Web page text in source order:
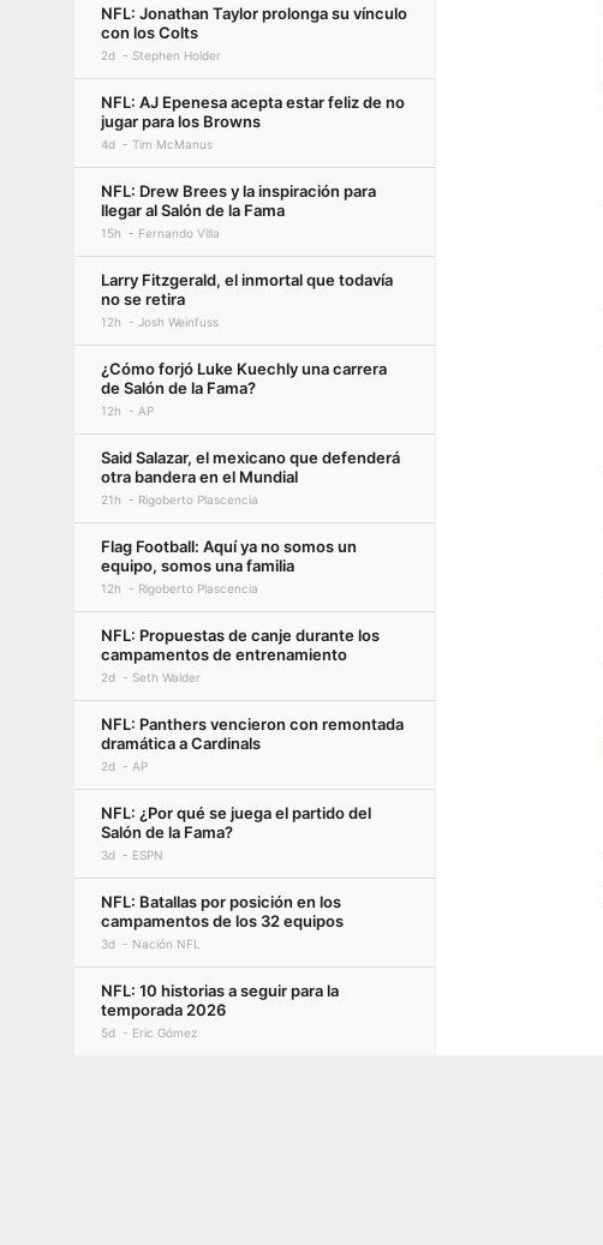
NFL: Jonathan Taylor prolonga su vínculo
con los Colts
2d Stephen Holder
NFL: AJ Epenesa acepta estar feliz de no
jugar para los Browns
4d Tim McManus
NFL: Drew Brees y la inspiración para
llegar al Salón de la Fama
15h Fernando Villa
Larry Fitzgerald, el inmortal que todavía
no se retira
12h Josh Weinfuss
¿Cómo forjó Luke Kuechly una carrera
de Salón de la Fama?
12h AP
Said Salazar, el mexicano que defenderá
otra bandera en el Mundial
21h Rigoberto Plascencia
Flag Football: Aquí ya no somos un
equipo, somos una familia
12h Rigoberto Plascencia
NFL: Propuestas de canje durante los
campamentos de entrenamiento
2d Seth Walder
NFL: Panthers vencieron con remontada
dramática a Cardinals
2d AP
NFL: ¿Por qué se juega el partido del
Salón de la Fama?
3d ESPN
NFL: Batallas por posición en los
campamentos de los 32 equipos
3d Nación NFL
NFL: 10 historias a seguir para la
temporada 2026
5d Eric Gómez